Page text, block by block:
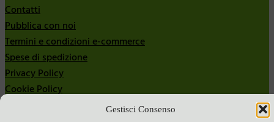
Gestisci Consenso
Contatti
Pubblica con noi
Termini e condizioni e-commerce
Spese di spedizione
Privacy Policy
Cookie Policy